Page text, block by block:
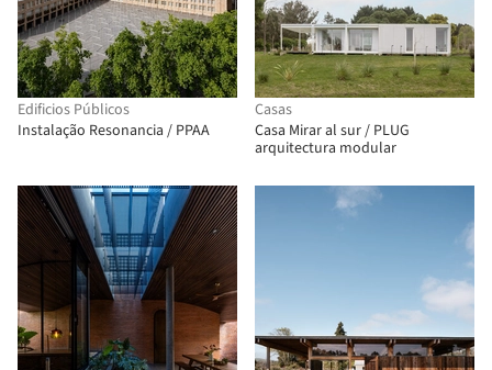
Edificios Públicos
Instalação Resonancia / PPAA
Casas
Casa Mirar al sur / PLUG
arquitectura modular